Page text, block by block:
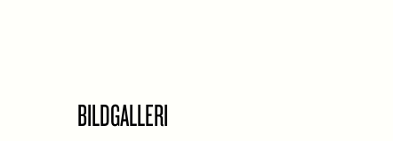
BILDGALLERI